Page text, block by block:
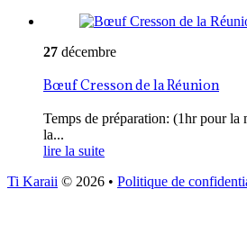
27 décembre
Bœuf Cresson de la Réunion
Temps de préparation: (1hr pour la
la...
lire la suite
Ti Karaii © 2026 • Politique de